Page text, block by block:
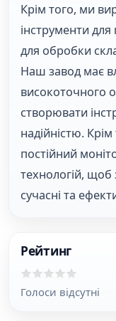
Крім того, ми
інструменти
для обробки
Наш завод має
високоточного
створювати
надійністю.
постійний
технологій, щоб
сучасні та
Рейтинг
Голоси відсутні